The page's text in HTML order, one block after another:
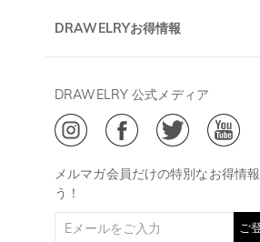
ご利用規約
ご特定商取引法に基づく表示
発送について
ジュエリーお手入れ
Drawelry Blog
DRAWELRYお得情報
会員・ポイントについて
メルマガ会員だけの特別なお得情
う！
ご
DRAWELRY 公式メディア